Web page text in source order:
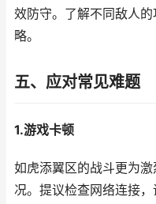
效防守。了解不同敌人
略。
五、应对常见难题
1.游戏卡顿
如虎添翼区的战斗更为
况。提议检查网络连接